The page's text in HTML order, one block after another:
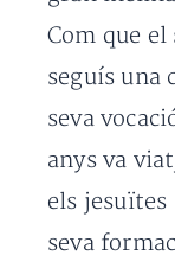
Com que el
seguís una
seva
anys va
els
seva